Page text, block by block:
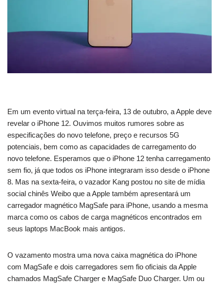
Em um evento virtual na terça-feira, 13 de outubro, a Apple deve
revelar o iPhone 12. Ouvimos muitos rumores sobre as
especificações do novo telefone, preço e recursos 5G
potenciais, bem como as capacidades de carregamento do
novo telefone. Esperamos que o iPhone 12 tenha carregamento
sem fio, já que todos os iPhone integraram isso desde o iPhone
8. Mas na sexta-feira, o vazador Kang postou no site de mídia
social chinês Weibo que a Apple também apresentará um
carregador magnético MagSafe para iPhone, usando a mesma
marca como os cabos de carga magnéticos encontrados em
seus laptops MacBook mais antigos.
O vazamento mostra uma nova caixa magnética do iPhone
com MagSafe e dois carregadores sem fio oficiais da Apple
chamados MagSafe Charger e MagSafe Duo Charger. Um ou